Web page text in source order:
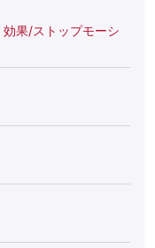
効果/ストップモーシ